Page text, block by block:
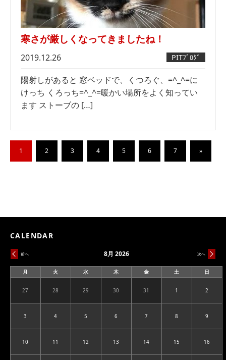
寒さが厳しくなってきましたね！
2019.12.26 PITﾌﾞﾛｸﾞ
陽射しがあると 窓ベッドで、くつろぐ、=^_^=に
けっち くろっち=^_^=暖かい場所をよく知ってい
ます ストーブの […]
1 2 3 4 5 6 7 »
CALENDAR
前へ 次へ
8月 2026
月
曜
火
曜
水
曜
木
曜
金
曜
土
曜
日
曜
272026.07.27 282026.07.28 292026.07.29 302026.07.30 312026.07.31 12026.08.01 2
32026.08.03 42026.08.04 52026.08.05 62026.08.06 72026.08.07 82026.08.08 9
102026.08.10 112026.08.11 122026.08.12 132026.08.13 142026.08.14 152026.08.15 16